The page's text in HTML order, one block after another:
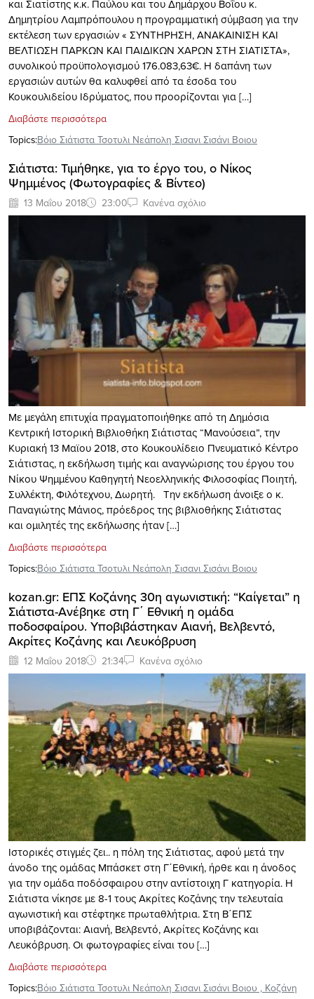
και Σιατίστης κ.κ. Παύλου και του Δημάρχου Βοΐου κ.
Δημητρίου Λαμπρόπουλου η προγραμματική σύμβαση για την
εκτέλεση των εργασιών « ΣΥΝΤΗΡΗΣΗ, ΑΝΑΚΑΙΝΙΣΗ ΚΑΙ
ΒΕΛΤΙΩΣΗ ΠΑΡΚΩΝ ΚΑΙ ΠΑΙΔΙΚΩΝ ΧΑΡΩΝ ΣΤΗ ΣΙΑΤΙΣΤΑ»,
συνολικού προϋπολογισμού 176.083,63€. Η δαπάνη των
εργασιών αυτών θα καλυφθεί από τα έσοδα του
Κουκουλιδείου Ιδρύματος, που προορίζονται για […]
Διαβάστε περισσότερα
Topics:Βόιο Σιάτιστα Τσοτυλι Νεάπολη Σισανι Σισάνι Βοιου
Σιάτιστα: Τιμήθηκε, για το έργο του, ο Νίκος
Ψημμένος (Φωτογραφίες & Βίντεο)
13 Μαΐου 2018 23:00 Κανένα σχόλιο
Με μεγάλη επιτυχία πραγματοποιήθηκε από τη Δημόσια
Κεντρική Ιστορική Βιβλιοθήκη Σιάτιστας “Μανούσεια”, την
Κυριακή 13 Μαϊου 2018, στο Κουκουλίδειο Πνευματικό Κέντρο
Σιάτιστας, η εκδήλωση τιμής και αναγνώρισης του έργου του
Νίκου Ψημμένου Καθηγητή Νεοελληνικής Φιλοσοφίας Ποιητή,
Συλλέκτη, Φιλότεχνου, Δωρητή. Την εκδήλωση άνοιξε ο κ.
Παναγιώτης Μάνιος, πρόεδρος της βιβλιοθήκης Σιάτιστας
και ομιλητές της εκδήλωσης ήταν […]
Διαβάστε περισσότερα
Topics:Βόιο Σιάτιστα Τσοτυλι Νεάπολη Σισανι Σισάνι Βοιου
kozan.gr: ΕΠΣ Κοζάνης 30η αγωνιστική: “Καίγεται” η
Σιάτιστα-Ανέβηκε στη Γ΄ Εθνική η ομάδα
ποδοσφαίρου. Υποβιβάστηκαν Αιανή, Βελβεντό,
Ακρίτες Κοζάνης και Λευκόβρυση
12 Μαΐου 2018 21:34 Κανένα σχόλιο
Ιστορικές στιγμές ζει.. η πόλη της Σιάτιστας, αφού μετά την
άνοδο της ομάδας Μπάσκετ στη Γ΄Εθνική, ήρθε και η άνοδος
για την ομάδα ποδόσφαιρου στην αντίστοιχη Γ κατηγορία. Η
Σιάτιστα νίκησε με 8-1 τους Ακρίτες Κοζάνης την τελευταία
αγωνιστική και στέφτηκε πρωταθλήτρια. Στη Β΄ΕΠΣ
υποβιβάζονται: Αιανή, Βελβεντό, Ακρίτες Κοζάνης και
Λευκόβρυση. Οι φωτογραφίες είναι του […]
Διαβάστε περισσότερα
Topics:Βόιο Σιάτιστα Τσοτυλι Νεάπολη Σισανι Σισάνι Βοιου , Κοζάνη